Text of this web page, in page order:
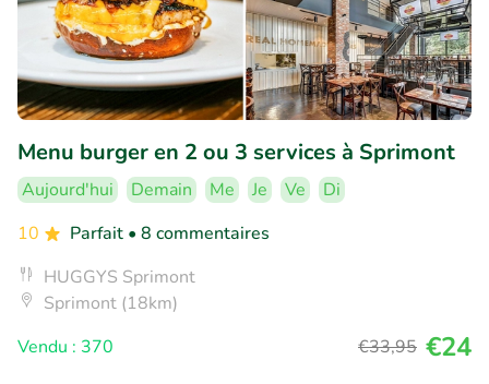
Menu burger en 2 ou 3 services à Sprimont
Aujourd'hui Demain Me Je Ve
Di
10
Parfait • 8 commentaires
HUGGYS Sprimont
Sprimont (18km)
Vendu : 370
€33,95 €24